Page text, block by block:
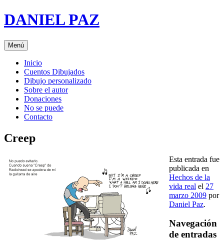
Saltar
al
DANIEL PAZ
Menú
Inicio
Cuentos Dibujados
Dibujo personalizado
Sobre el autor
Donaciones
No se puede
Contacto
Creep
Esta entrada fue
publicada en
Hechos de la
vida real el 27
marzo 2009 por
Daniel Paz.
Navegación
de entradas